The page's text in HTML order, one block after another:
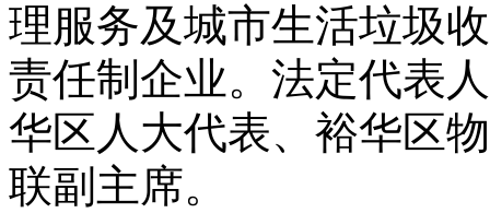
理服务及城市生活垃圾
责任制企业。法定代表
华区人大代表、裕华区
联副主席。